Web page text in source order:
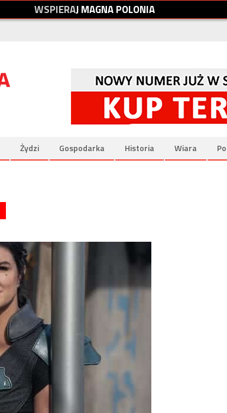
WSPIERAJMAGNAPOLONIA
Żydzi Gospodarka Historia Wiara